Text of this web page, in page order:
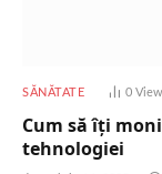
SĂNĂTATE 0
Cum să îți
tehnologiei